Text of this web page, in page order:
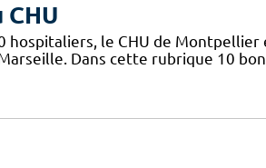
hospitaliers, le CHU de
Dans cette rubrique 10